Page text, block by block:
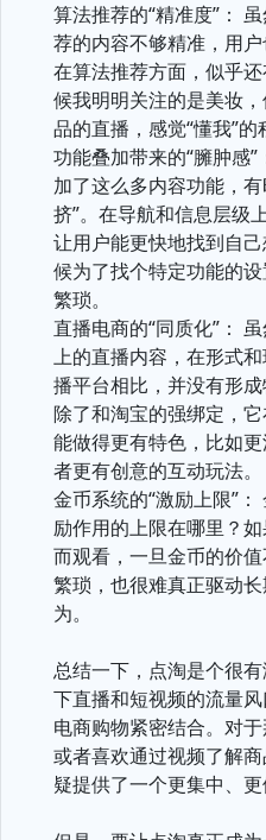
算法推荐的“精准度”：
荐的内容不够精准，用
在算法推荐方面，似乎
候我明明关注的是美妆
品的直播，感觉“懂我”的
功能叠加带来的“臃肿感
加了这么多内容功能，
挤”。在导航和信息层级
让用户能更快地找到自
候为了找个特定功能的
繁琐。
直播电商的“同质化”：
上的直播内容，在形式
播平台相比，并没有形成
除了和淘宝的强绑定，
能做得更有特色，比如
者更有创意的互动玩法。
金币系统的“激励上限”
励作用的上限在哪里？
而观看，一旦金币的价
繁琐，也很难真正驱动
为。
总结一下，点淘是个很
下直播和短视频的流量
电商购物紧密结合。对
或者喜欢通过视频了解
疑提供了一个更集中、更